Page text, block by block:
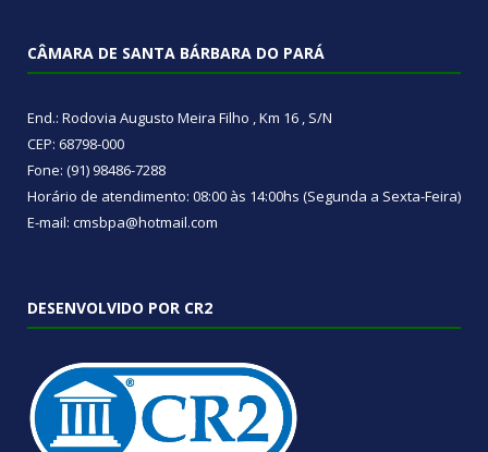
CÂMARA DE SANTA BÁRBARA DO PARÁ
End.: Rodovia Augusto Meira Filho , Km 16 , S/N
CEP: 68798-000
Fone: (91) 98486-7288
Horário de atendimento: 08:00 às 14:00hs (Segunda a Sexta-Feira)
E-mail: cmsbpa@hotmail.com
DESENVOLVIDO POR CR2